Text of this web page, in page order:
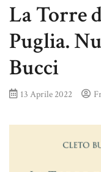
La Torre
Puglia.
Bucci
13 Aprile 2022